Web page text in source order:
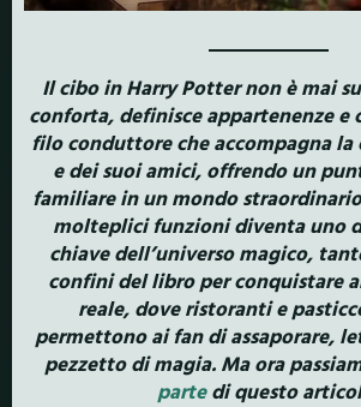
Il cibo in Harry Potter non è mai
conforta, definisce appartenenze e
filo conduttore che accompagna la
e dei suoi amici, offrendo un
familiare in un mondo
molteplici funzioni diventa uno
chiave dell’universo magico,
confini del libro per conquistare
reale, dove ristoranti e
permettono ai fan di assaporare,
pezzetto di magia. Ma ora
partedi questo